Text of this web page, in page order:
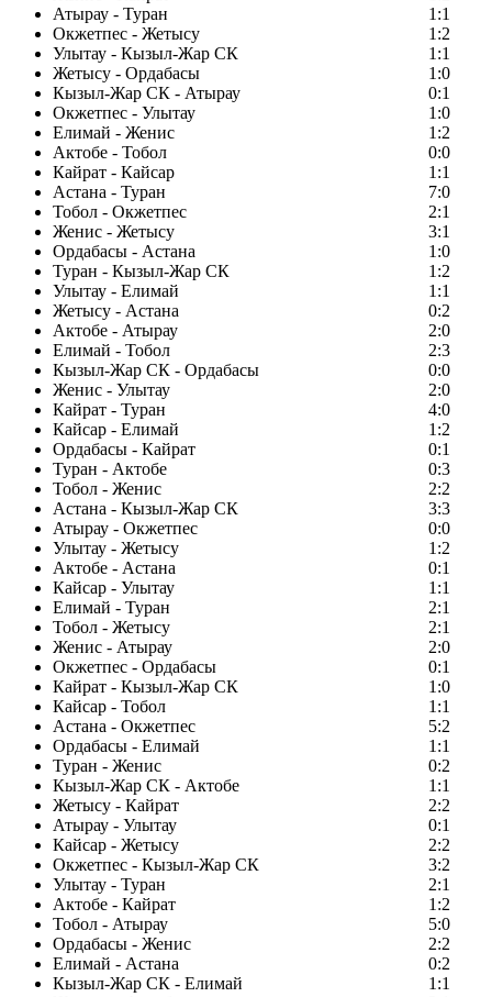
Атырау - Туран
1:1
Окжетпес - Жетысу
1:2
Улытау - Кызыл-Жар СК
1:1
Жетысу - Ордабасы
1:0
Кызыл-Жар СК - Атырау
0:1
Окжетпес - Улытау
1:0
Елимай - Женис
1:2
Актобе - Тобол
0:0
Кайрат - Кайсар
1:1
Астана - Туран
7:0
Тобол - Окжетпес
2:1
Женис - Жетысу
3:1
Ордабасы - Астана
1:0
Туран - Кызыл-Жар СК
1:2
Улытау - Елимай
1:1
Жетысу - Астана
0:2
Актобе - Атырау
2:0
Елимай - Тобол
2:3
Кызыл-Жар СК - Ордабасы
0:0
Женис - Улытау
2:0
Кайрат - Туран
4:0
Кайсар - Елимай
1:2
Ордабасы - Кайрат
0:1
Туран - Актобе
0:3
Тобол - Женис
2:2
Астана - Кызыл-Жар СК
3:3
Атырау - Окжетпес
0:0
Улытау - Жетысу
1:2
Актобе - Астана
0:1
Кайсар - Улытау
1:1
Елимай - Туран
2:1
Тобол - Жетысу
2:1
Женис - Атырау
2:0
Окжетпес - Ордабасы
0:1
Кайрат - Кызыл-Жар СК
1:0
Кайсар - Тобол
1:1
Астана - Окжетпес
5:2
Ордабасы - Елимай
1:1
Туран - Женис
0:2
Кызыл-Жар СК - Актобе
1:1
Жетысу - Кайрат
2:2
Атырау - Улытау
0:1
Кайсар - Жетысу
2:2
Окжетпес - Кызыл-Жар СК
3:2
Улытау - Туран
2:1
Актобе - Кайрат
1:2
Тобол - Атырау
5:0
Ордабасы - Женис
2:2
Елимай - Астана
0:2
Кызыл-Жар СК - Елимай
1:1